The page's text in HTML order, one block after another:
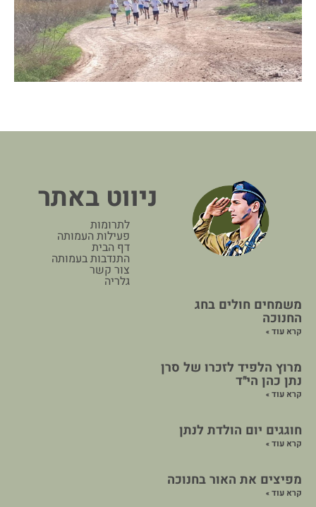
ניווט באתר
לתרומות
פעילות העמותה
דף הבית
התנדבות בעמותה
צור קשר
גלריה
משמחים חולים בחג
החנוכה
קרא עוד »
מרוץ הלפיד לזכרו של סרן
נתן כהן הי"ד
קרא עוד »
חוגגים יום הולדת לנתן
קרא עוד »
מפיצים את האור בחנוכה
קרא עוד »